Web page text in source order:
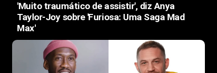
'Muito traumático de assistir', diz Anya
Taylor-Joy sobre 'Furiosa: Uma Saga Mad
Max'